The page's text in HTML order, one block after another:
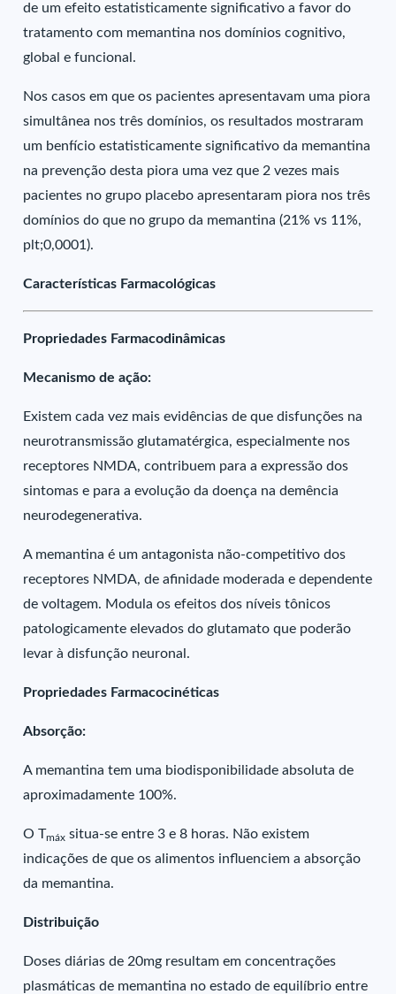
de um efeito estatisticamente significativo a favor do
tratamento com memantina nos domínios cognitivo,
global e funcional.
Nos casos em que os pacientes apresentavam uma piora
simultânea nos três domínios, os resultados mostraram
um benfício estatisticamente significativo da memantina
na prevenção desta piora uma vez que 2 vezes mais
pacientes no grupo placebo apresentaram piora nos três
domínios do que no grupo da memantina (21% vs 11%,
plt;0,0001).
Características Farmacológicas
Propriedades Farmacodinâmicas
Mecanismo de ação:
Existem cada vez mais evidências de que disfunções na
neurotransmissão glutamatérgica, especialmente nos
receptores NMDA, contribuem para a expressão dos
sintomas e para a evolução da doença na demência
neurodegenerativa.
A memantina é um antagonista não-competitivo dos
receptores NMDA, de afinidade moderada e dependente
de voltagem. Modula os efeitos dos níveis tônicos
patologicamente elevados do glutamato que poderão
levar à disfunção neuronal.
Propriedades Farmacocinéticas
Absorção:
A memantina tem uma biodisponibilidade absoluta de
aproximadamente 100%.
O Tmáx situa-se entre 3 e 8 horas. Não existem
indicações de que os alimentos influenciem a absorção
da memantina.
Distribuição
Doses diárias de 20mg resultam em concentrações
plasmáticas de memantina no estado de equilíbrio entre